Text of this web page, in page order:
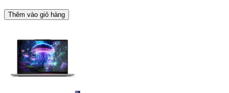
Thêm vào giỏ hàng